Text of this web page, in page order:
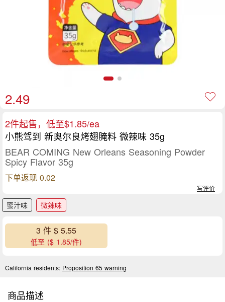
2.49
2件起售，低至$1.85/ea
小熊驾到 新奥尔良烤翅腌料 微辣味 35g
BEAR COMING New Orleans Seasoning Powder
Spicy Flavor 35g
下单返现 0.02
写评价
蜜汁味 微辣味
3 件 $ 5.55
低至 ($ 1.85/件)
California residents: Proposition 65 warning
商品描述